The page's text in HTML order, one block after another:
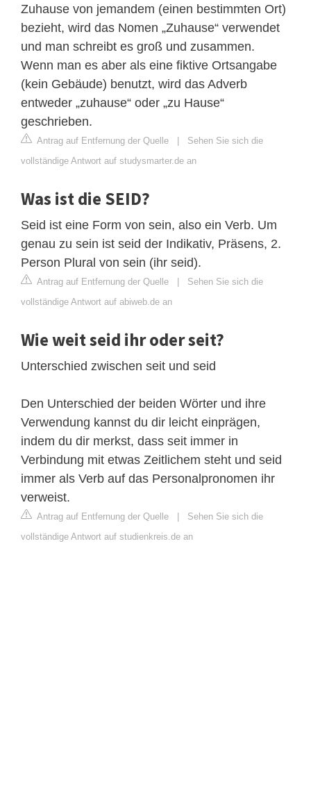
Zuhause von jemandem (einen bestimmten Ort)
bezieht, wird das Nomen „Zuhause“ verwendet
und man schreibt es groß und zusammen.
Wenn man es aber als eine fiktive Ortsangabe
(kein Gebäude) benutzt, wird das Adverb
entweder „zuhause“ oder „zu Hause“
geschrieben.
Antrag auf Entfernung der Quelle | Sehen Sie sich die
vollständige Antwort auf studysmarter.de an
Was ist die SEID?
Seid ist eine Form von sein, also ein Verb. Um
genau zu sein ist seid der Indikativ, Präsens, 2.
Person Plural von sein (ihr seid).
Antrag auf Entfernung der Quelle | Sehen Sie sich die
vollständige Antwort auf abiweb.de an
Wie weit seid ihr oder seit?
Unterschied zwischen seit und seid
Den Unterschied der beiden Wörter und ihre
Verwendung kannst du dir leicht einprägen,
indem du dir merkst, dass seit immer in
Verbindung mit etwas Zeitlichem steht und seid
immer als Verb auf das Personalpronomen ihr
verweist.
Antrag auf Entfernung der Quelle | Sehen Sie sich die
vollständige Antwort auf studienkreis.de an